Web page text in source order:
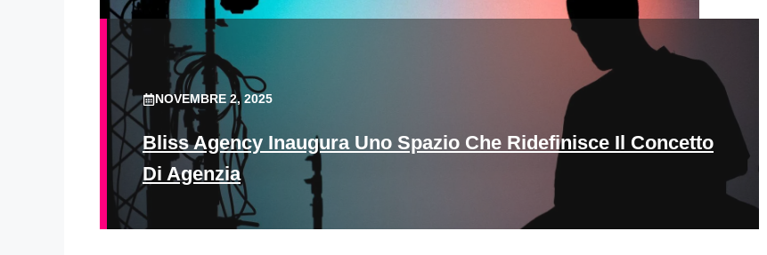
NOVEMBRE 2, 2025
Bliss Agency Inaugura Uno Spazio Che Ridefinisce Il Concetto
Di Agenzia